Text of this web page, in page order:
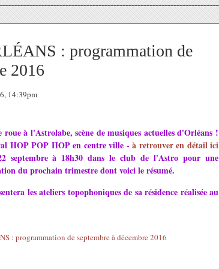
: programmation de
2016
14:39pm
à l'Astrolabe, scène de musiques actuelles d'Orléans !
HOP POP HOP en centre ville - à retrouver en détail ici
septembre à 18h30 dans le club de l'Astro pour une
du prochain trimestre dont voici le résumé.
les ateliers topophoniques de sa résidence réalisée au